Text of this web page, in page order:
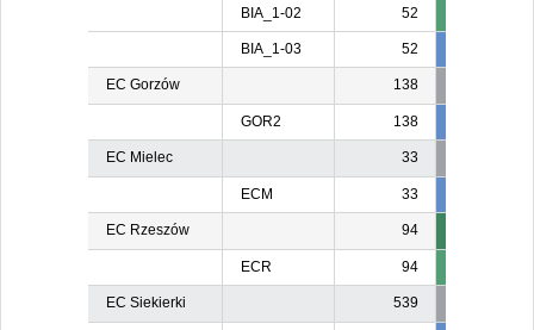
BIA_1-02 52
BIA_1-03 52
EC Gorzów 138
GOR2 138
EC Mielec 33
ECM 33
EC Rzeszów 94
ECR 94
EC Siekierki 539